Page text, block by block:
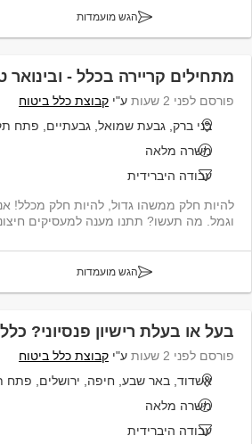
הגש מועמדות
מתחילים קריירה בכלל - ובינואר
פורסם לפני 2 שעות ע"י קבוצת כלל ביטוח
בני ברק, גבעת שמואל, גבעתיים, פתח
משרה מלאה
עבודה היברידית
להיות חלק ממשהו גדול, להיות חלק מכלל!
וגמל. מה תעשו? תתנו מענה למעסיקים
הגש מועמדות
בעל או בעלת רישיון פנסיוני?
פורסם לפני 2 שעות ע"י קבוצת כלל ביטוח
אשדוד, באר שבע, חיפה, ירושלים, פתח
משרה מלאה
עבודה היברידית